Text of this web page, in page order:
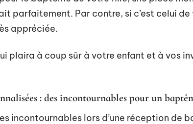
parfaitement. Par contre, si c’est celui
appréciée.
plaira à coup sûr à votre enfant et à vos
: des incontournables pour un
incontournables lors d’une réception de